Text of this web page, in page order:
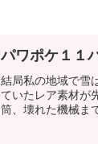
パワポケ１１
結局私の地域で雪
ていたレア素材が
筒、壊れた機械ま